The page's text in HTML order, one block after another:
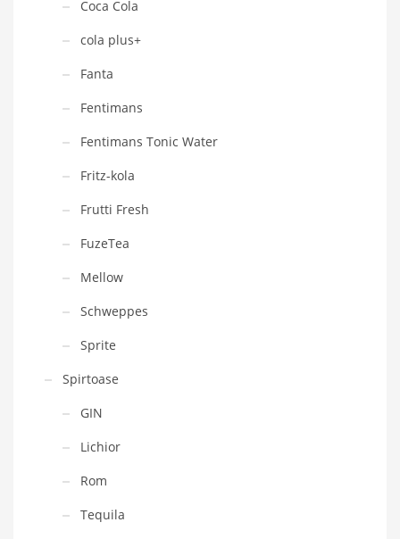
Coca Cola
cola plus+
Fanta
Fentimans
Fentimans Tonic Water
Fritz-kola
Frutti Fresh
FuzeTea
Mellow
Schweppes
Sprite
Spirtoase
GIN
Lichior
Rom
Tequila